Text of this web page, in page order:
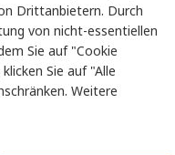
Drittanbietern. Durch
von nicht-essentiellen
Sie auf "Cookie
Sie auf "Alle
Weitere